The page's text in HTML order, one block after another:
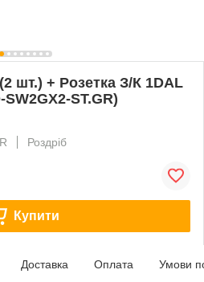
шт.) + Розетка З/К 1DAL
ST.GR)
Роздріб
Купити
Доставка Оплата Умови